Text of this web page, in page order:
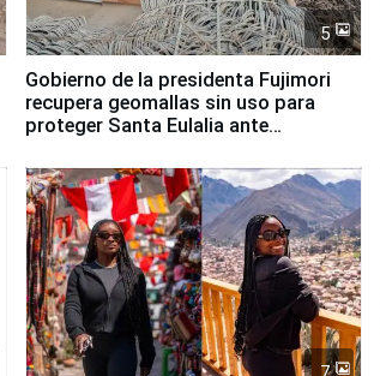
5
Gobierno de la presidenta Fujimori
recupera geomallas sin uso para
proteger Santa Eulalia ante